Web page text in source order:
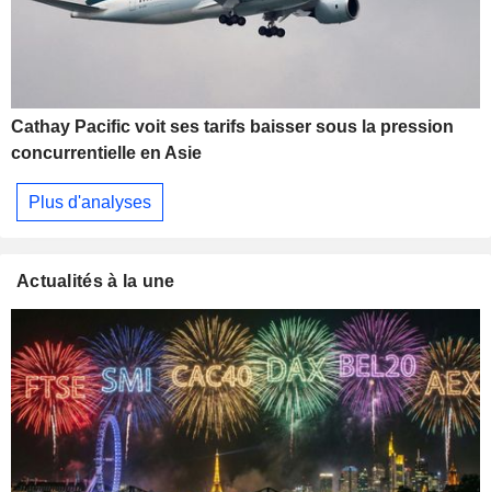
Cathay Pacific voit ses tarifs baisser sous la pression
concurrentielle en Asie
Plus d'analyses
Actualités à la une